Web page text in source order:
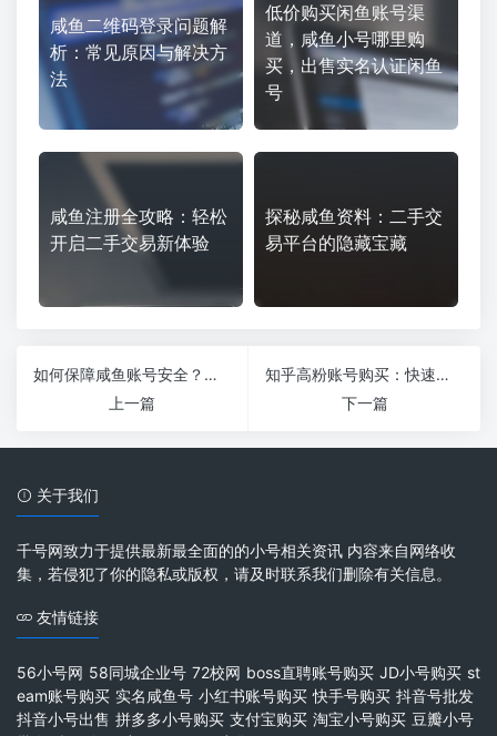
咸鱼二维码登录问题解
析：常见原因与解决方
法
低价购买闲鱼账号渠
道，咸鱼小号哪里购
买，出售实名认证闲鱼
号
咸鱼注册全攻略：轻松
开启二手交易新体验
探秘咸鱼资料：二手交
易平台的隐藏宝藏
如何保障咸鱼账号安全？设置技巧一文get！
上一篇
知乎高粉账号购买：快速提升影响力的捷径
下一篇
关于我们
千号网致力于提供最新最全面的的小号相关资讯 内容来自网络收
集，若侵犯了你的隐私或版权，请及时联系我们删除有关信息。
友情链接
56小号网 58同城企业号 72校网 boss直聘账号购买 JD小号购买 st
eam账号购买 实名咸鱼号 小红书账号购买 快手号购买 抖音号批发
抖音小号出售 拼多多小号购买 支付宝购买 淘宝小号购买 豆瓣小号